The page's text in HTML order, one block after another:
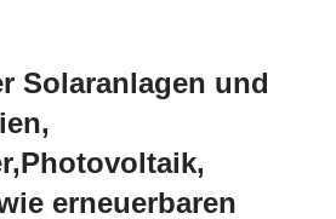
Solaranlagen und
erneuerbaren